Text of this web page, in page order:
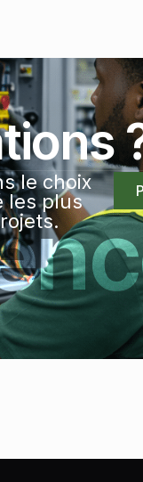
le choix
les plus